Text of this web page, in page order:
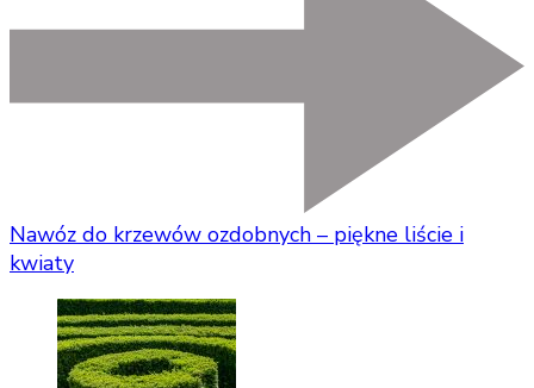
Nawóz do krzewów ozdobnych – piękne liście i
kwiaty